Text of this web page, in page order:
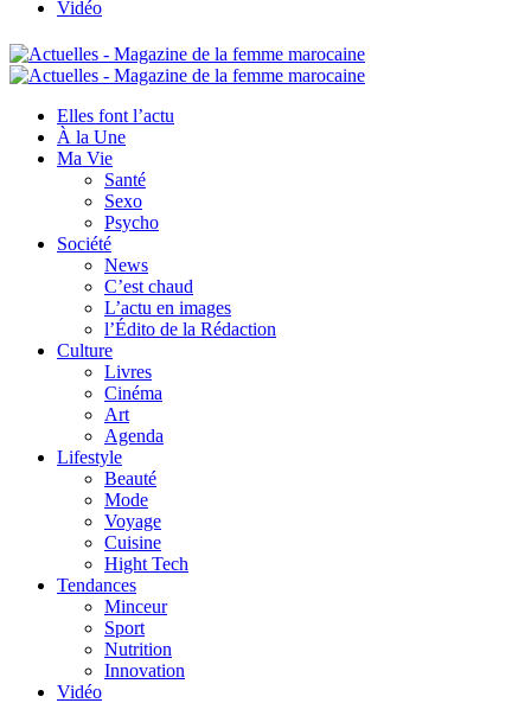
Vidéo
Elles font l’actu
À la Une
Ma Vie
Santé
Sexo
Psycho
Société
News
C’est chaud
L’actu en images
l’Édito de la Rédaction
Culture
Livres
Cinéma
Art
Agenda
Lifestyle
Beauté
Mode
Voyage
Cuisine
Hight Tech
Tendances
Minceur
Sport
Nutrition
Innovation
Vidéo